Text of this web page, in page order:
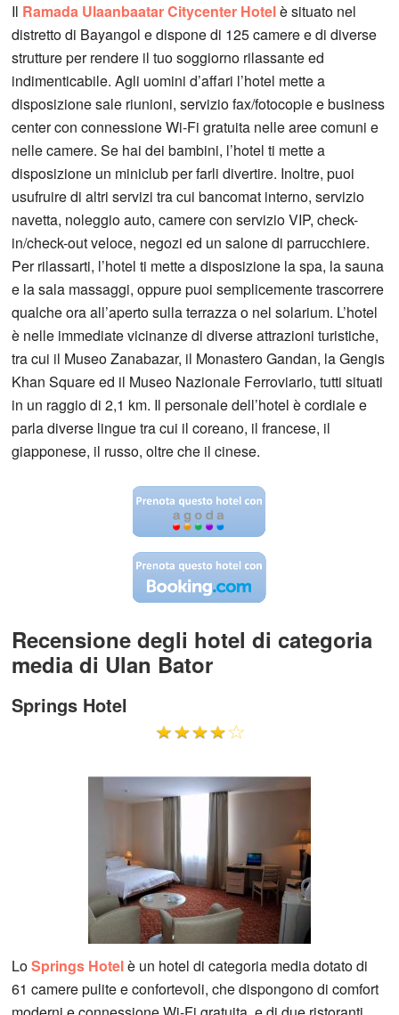
Il Ramada Ulaanbaatar Citycenter Hotelè situato nel
distretto di Bayangol e dispone di 125 camere e di diverse
strutture per rendere il tuo soggiorno rilassante ed
indimenticabile. Agli uomini d’affari l’hotel mette a
disposizione sale riunioni, servizio fax/fotocopie e business
center con connessione Wi-Fi gratuita nelle aree comuni e
nelle camere. Se hai dei bambini, l’hotel ti mette a
disposizione un miniclub per farli divertire. Inoltre, puoi
usufruire di altri servizi tra cui bancomat interno, servizio
navetta, noleggio auto, camere con servizio VIP, check-
in/check-out veloce, negozi ed un salone di parrucchiere.
Per rilassarti, l’hotel ti mette a disposizione la spa, la sauna
e la sala massaggi, oppure puoi semplicemente trascorrere
qualche ora all’aperto sulla terrazza o nel solarium. L’hotel
è nelle immediate vicinanze di diverse attrazioni turistiche,
tra cui il Museo Zanabazar, il Monastero Gandan, la Gengis
Khan Square ed il Museo Nazionale Ferroviario, tutti situati
in un raggio di 2,1 km. Il personale dell’hotel è cordiale e
parla diverse lingue tra cui il coreano, il francese, il
giapponese, il russo, oltre che il cinese.
Recensione degli hotel di categoria
media di Ulan Bator
Springs Hotel
LoSprings Hotelè un hotel di categoria media dotato di
61 camere pulite e confortevoli, che dispongono di comfort